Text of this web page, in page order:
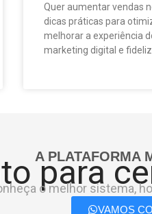
Quer aumentar vendas
dicas práticas para
melhorar a experiência
marketing digital e
A PLATAFORMA
para
o melhor sistema,
VAMOS